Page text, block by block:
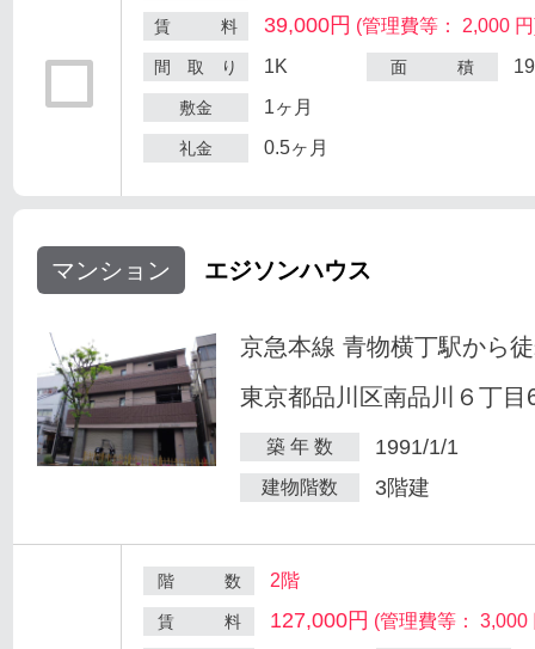
賃 料 39,000円 (管理費等： 2,000
間 取 り 1K 面 積
敷金 1ヶ月
礼金 0.5ヶ月
マンション エジソンハウス
京急本線 青物横丁駅から
東京都品川区南品川６丁目
築 年 数 1991/1/1
建物階数 3階建
階 数 2階
賃 料 127,000円 (管理費等： 3,000